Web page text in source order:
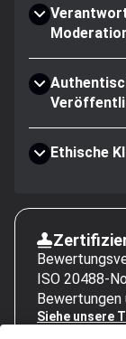
Ethische
ISO 20488-
Siehe unsere